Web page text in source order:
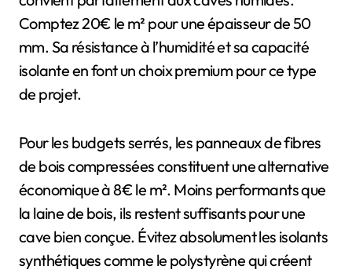
Comptez 20€ le m² pour une épaisseur de 50
mm. Sa résistance à l’humidité et sa capacité
isolante en font un choix premium pour ce type
de projet.
Pour les budgets serrés, les panneaux de fibres
de bois compressées constituent une alternative
économique à 8€ le m². Moins performants que
la laine de bois, ils restent suffisants pour une
cave bien conçue. Évitez absolument les isolants
synthétiques comme le polystyrène qui créent